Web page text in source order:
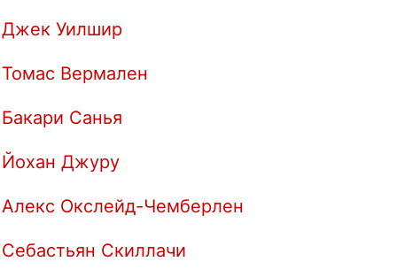
Джек Уилшир
Томас Вермален
Бакари Санья
Йохан Джуру
Алекс Окслейд-Чемберлен
Себастьян Скиллачи